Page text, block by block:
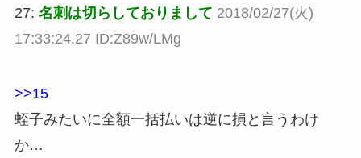
27: 名刺は切らしておりまして 2018/02/27(火)
17:33:24.27 ID:Z89w/LMg
>>15
蛭子みたいに全額一括払いは逆に損と言うわけ
か…